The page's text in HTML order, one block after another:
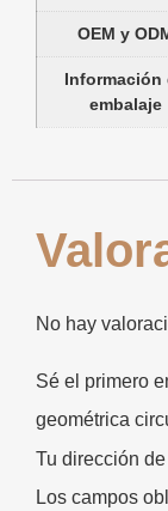
OEM y
Información
embalaje
No hay
Sé el primero
geométrica
Tu dirección
Los campos